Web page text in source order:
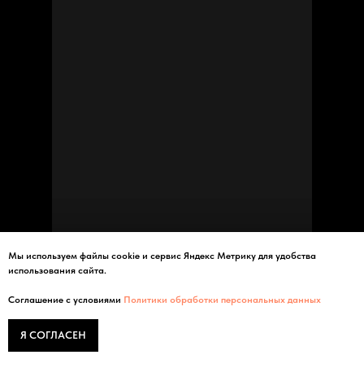
Мы используем файлы сооkіе и сервис Яндекс Метрику для удобства
использования сайта.
Соглашение с условиями Политики обработки персональных данных
Я СОГЛАСЕН